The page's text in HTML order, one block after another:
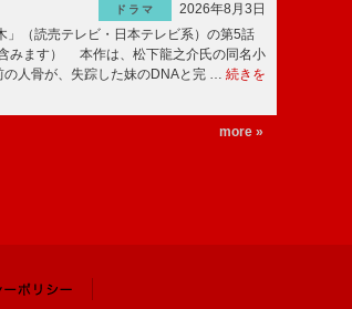
ドラマ
2026年8月3日
（読売テレビ・日本テレビ系）の第5話
みます） 本作は、松下龍之介氏の同名小
人骨が、失踪した妹のDNAと完 … 続きを
more »